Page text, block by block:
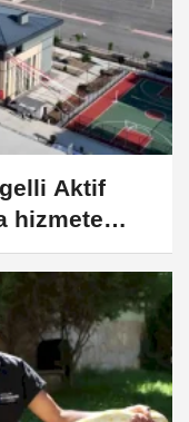
Aktif
hizmete